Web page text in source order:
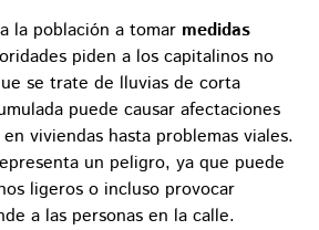
la población a tomar medidas
piden a los capitalinos no
se trate de lluvias de corta
puede causar afectaciones
viviendas hasta problemas viales.
un peligro, ya que puede
ligeros o incluso provocar
a las personas en la calle.